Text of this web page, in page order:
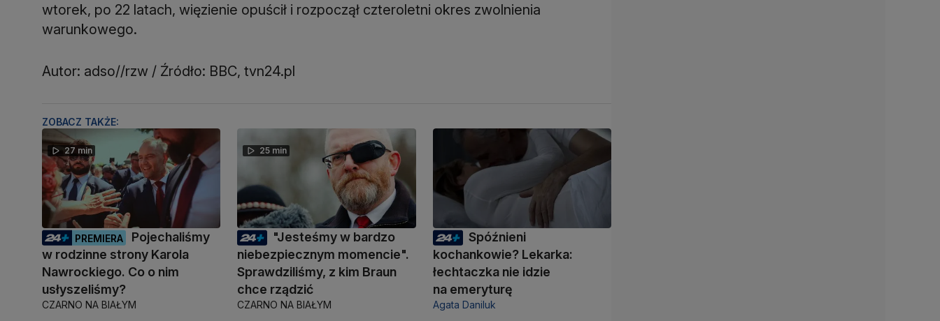
wtorek, po 22 latach, więzienie opuścił i rozpoczął czteroletni okres zwolnienia
warunkowego.
Autor: adso//rzw / Źródło: BBC, tvn24.pl
ZOBACZ TAKŻE:
27 min
PREMIERA
Pojechaliśmy
w rodzinne strony Karola
Nawrockiego. Co o nim
usłyszeliśmy?
CZARNO NA BIAŁYM
25 min
"Jesteśmy w bardzo
niebezpiecznym momencie".
Sprawdziliśmy, z kim Braun
chce rządzić
CZARNO NA BIAŁYM
Spóźnieni
kochankowie? Lekarka:
łechtaczka nie idzie
na emeryturę
Agata Daniluk